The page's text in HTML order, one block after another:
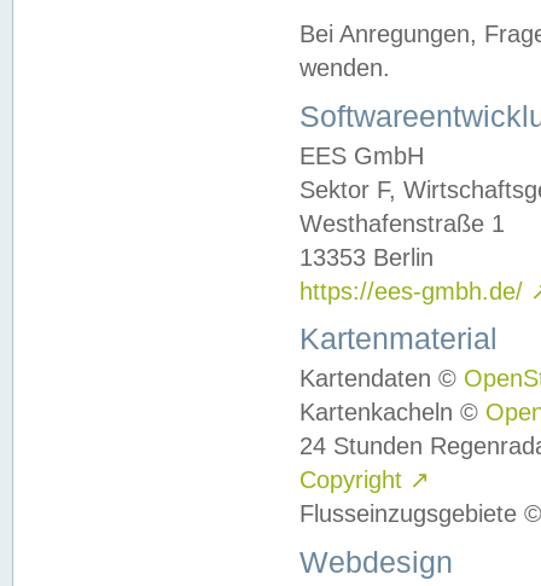
Bei Anregungen,
wenden.
EES GmbH
Sektor F,
Westhafenstraße 1
13353 Berlin
https://ees-gmbh.de/
Kartenmaterial
Kartendaten ©
Kartenkacheln ©
24 Stunden
Copyright ↗
Flusseinzugsgebiete
Webdesign